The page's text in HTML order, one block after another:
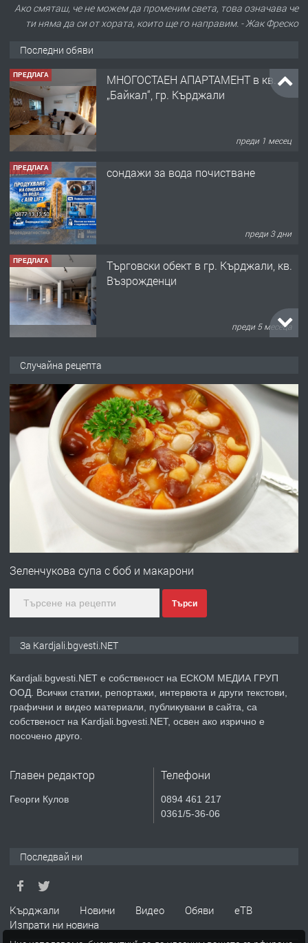
Ако смяташ, че не можем да променим света, това означава че
ти няма да си от хората, които ще го направим. - Жак Фреско
Последни обяви
ПРЕДЛАГА
МНОГОСТАЕН АПАРТАМЕНТ в кв.
„Байкал“, гр. Кърджали
преди 1 месец
ПРЕДЛАГА сондажи за вода почистване
преди 3 дни
ПРЕДЛАГА
Tърговски обект в гр. Кърджали, кв.
Възрожденци
преди 5 месеца
преди 6 месеца
ПРЕДЛАГА
Заведение /ресторант, бистро/ в с.
Чакаларово, община Кирково
преди 7 месеца
Гараж под наем в супер център
на язовир Студен кладенец 331м2 |
преди 1 година
ПРЕДЛАГА
Курс
ПРЕДЛАГА
**Прекрасен имот за продажба в
Главатарци с уникална гледка към
Случайна рецепта
Зеленчукова супа с боб и макарони
Търси
За Kardjali.bgvesti.NET
Kardjali.bgvesti.NET е собственост на ЕСКОМ МЕДИА ГРУП
ООД. Всички статии, репортажи, интервюта и други текстови,
графични и видео материали, публикувани в сайта, са
собственост на Kardjali.bgvesti.NET, освен ако изрично е
посочено друго.
Главен редактор
Георги Кулов
Телефони
0894 461 217
0361/5-36-06
Последвай ни
Кърджали Новини Видео Обяви
еТВ
Изпрати ни новина